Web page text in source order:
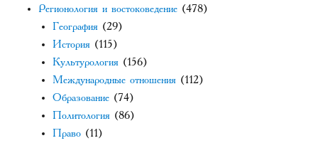
Регионология и востоковедение (478)
География (29)
История (115)
Культурология (156)
Международные отношения (112)
Образование (74)
Политология (86)
Право (11)